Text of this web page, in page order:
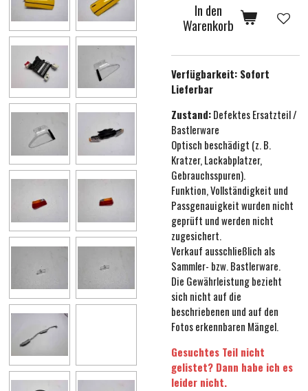
In den
Warenkorb
Verfügbarkeit: Sofort
Lieferbar
Zustand:Defektes Ersatzteil /
Bastlerware
Optisch beschädigt (z. B.
Kratzer, Lackabplatzer,
Gebrauchsspuren).
Funktion, Vollständigkeit und
Passgenauigkeit wurden nicht
geprüft und werden nicht
zugesichert.
Verkauf ausschließlich als
Sammler- bzw. Bastlerware.
Die Gewährleistung bezieht
sich nicht auf die
beschriebenen und auf den
Fotos erkennbaren Mängel.
Gesuchtes Teil nicht
gelistet? Dann habe ich es
leider nicht.